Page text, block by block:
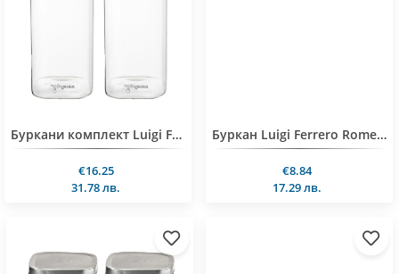
Буркани комплект Luigi Ferrero Rome FR-8216 1.65L 2 броя
€16.25
31.78 лв.
Буркан Luigi Ferrero Rome FR-8516 1.65L
€8.84
17.29 лв.